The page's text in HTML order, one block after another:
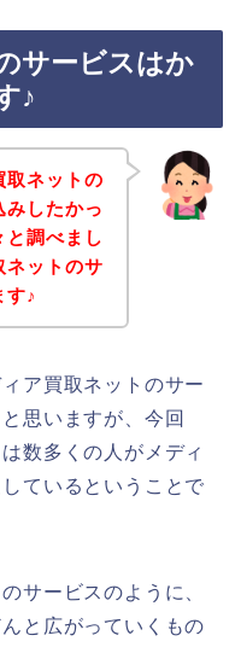
サービスはか
♪
取ネットの
みしたかっ
と調べまし
ネットのサ
す♪
ア買取ネットのサー
思いますが、今回
数多くの人がメディ
ているということで
サービスのように、
と広がっていくもの